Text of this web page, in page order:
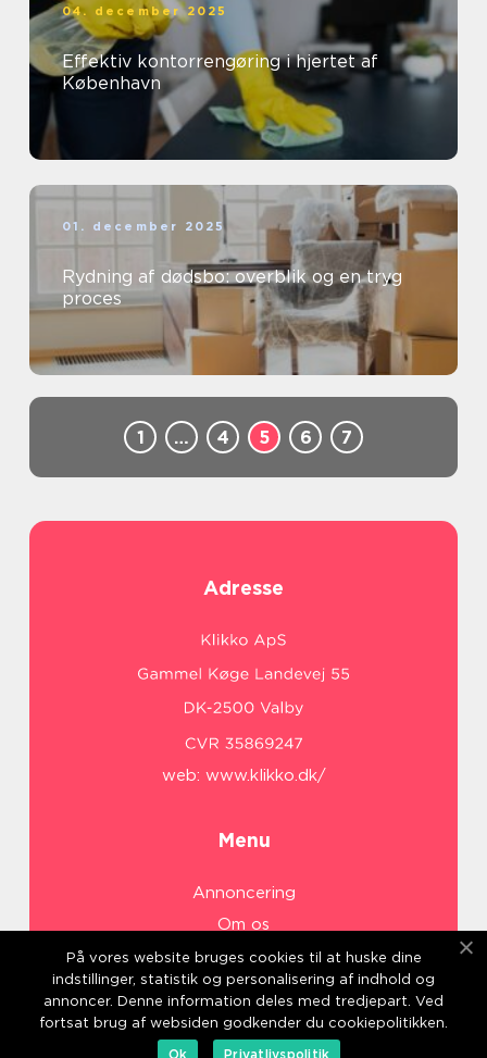
04. december 2025
Effektiv kontorrengøring i hjertet af
København
01. december 2025
Rydning af dødsbo: overblik og en tryg
proces
1 … 4 5 6 7
Adresse
web: www.klikko.dk/
Menu
Annoncering
Om os
Cookies
Kontakt os
Sitemap
På vores website bruges cookies til at huske dine
indstillinger, statistik og personalisering af indhold og
annoncer. Denne information deles med tredjepart. Ved
fortsat brug af websiden godkender du cookiepolitikken.
Ok
Privatlivspolitik